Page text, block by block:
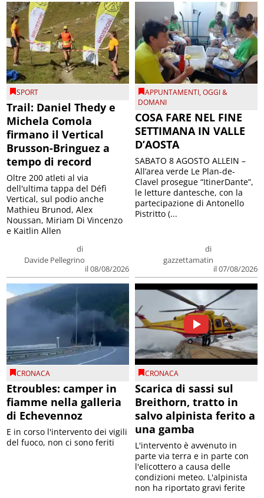
SPORT
Trail: Daniel Thedy e
Michela Comola
firmano il Vertical
Brusson-Bringuez a
tempo di record
di
Davide Pellegrino
il 08/08/2026
Oltre 200 atleti al via
dell'ultima tappa del Défì
Vertical, sul podio anche
Mathieu Brunod, Alex
Noussan, Miriam Di Vincenzo
e Kaitlin Allen
APPUNTAMENTI,OGGI &
DOMANI
COSA FARE NEL FINE
SETTIMANA IN VALLE
D’AOSTA
di
gazzettamatin
il 07/08/2026
SABATO 8 AGOSTO ALLEIN –
All’area verde Le Plan-de-
Clavel prosegue “ItinerDante”,
le letture dantesche, con la
partecipazione di Antonello
Pistritto (...
CRONACA
Etroubles: camper in
fiamme nella galleria
di Echevennoz
E in corso l'intervento dei vigili
del fuoco, non ci sono feriti
CRONACA
Scarica di sassi sul
Breithorn, tratto in
salvo alpinista ferito a
una gamba
L'intervento è avvenuto in
parte via terra e in parte con
l'elicottero a causa delle
condizioni meteo. L'alpinista
non ha riportato gravi ferite